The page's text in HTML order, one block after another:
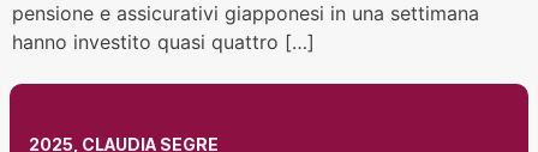
pensione e assicurativi giapponesi in una settimana
hanno investito quasi quattro […]
2025, CLAUDIA SEGRE